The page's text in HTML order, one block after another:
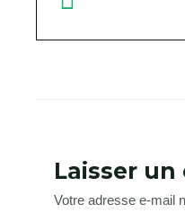
Laisser
Votre adresse e-mail